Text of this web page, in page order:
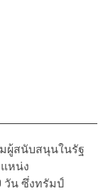
ผู้สนับสนุนในรัฐ
หน่ง
วัน ซึ่งทรัมป์